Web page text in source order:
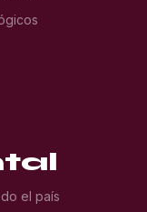
el país